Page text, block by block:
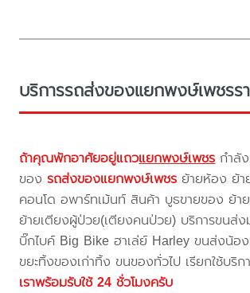
บริการรถส่งของแยกพงษ์เพชรร
ถ้าคุณพักอาศัยอยู่แถวแยกพงษ์เพชร กำลั
ของรถส่งของแยกพงษ์เพชร ย้ายห้อง ย้
คอนโด อพาร์ทเม้นท์ สินค้า บูธขายของ ย้า
ย้ายเตียงผู้ป่วย(เตียงคนป่วย) บริการขนส่ง
บิ๊กไบค์ Big Bike ฮาเล่ย์ Harley ขนส่งน้อ
ขยะทิ้งของเก่าทิ้ง ขนของทั่วไป เรียกใช้บริกา
เราพร้อมรับใช้ 24 ชั่วโมงครับ